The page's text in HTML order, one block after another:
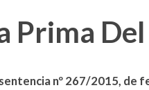
Prima
sentencia nº 267/2015,